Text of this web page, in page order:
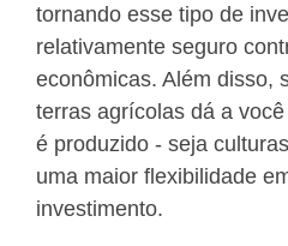
tornando esse tipo de
relativamente seguro
econômicas. Além disso,
terras agrícolas dá a
é produzido - seja
uma maior flexibilidade
investimento.